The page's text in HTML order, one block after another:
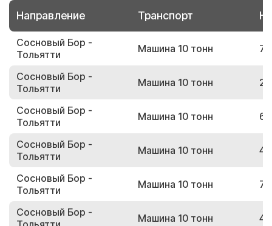
Направление Транспорт
Сосновый Бор -
Тольятти
Машина 10 тонн
Сосновый Бор -
Тольятти
Машина 10 тонн
Сосновый Бор -
Тольятти
Машина 10 тонн
Сосновый Бор -
Тольятти
Машина 10 тонн
Сосновый Бор -
Тольятти
Машина 10 тонн
Сосновый Бор -
Машина 10 тонн